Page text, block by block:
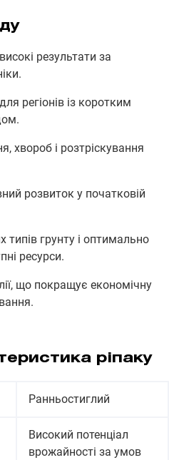
результати за
регіонів із коротким
хвороб і розтріскування
розвиток у початковій
типів грунту і оптимально
ресурси.
що покращує економічну
ріпаку
Ранньостиглий
Високий потенціал
врожайності за умов